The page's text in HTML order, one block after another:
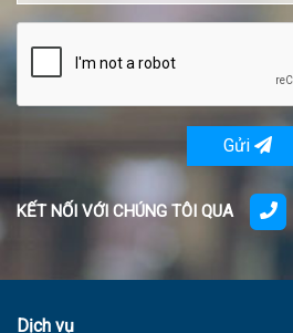
Gửi
KẾT NỐI VỚI CHÚNG TÔI QUA
Dịch vụ